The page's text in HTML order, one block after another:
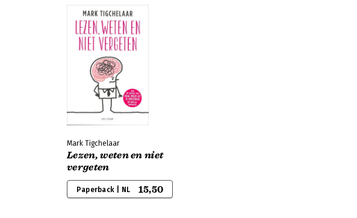
Mark Tigchelaar
Lezen, weten en niet
vergeten
Paperback | NL 15,50